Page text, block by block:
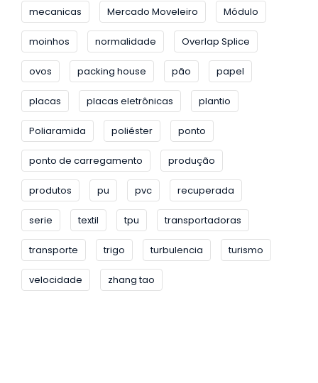
mecanicas Mercado Moveleiro Módulo
moinhos normalidade Overlap Splice
ovos packing house pão papel
placas placas eletrônicas plantio
Poliaramida poliéster ponto
ponto de carregamento produção
produtos pu pvc recuperada
serie textil tpu transportadoras
transporte trigo turbulencia turismo
velocidade zhang tao